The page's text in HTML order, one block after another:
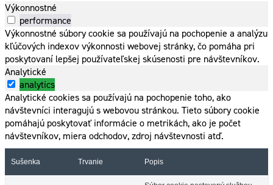
Výkonnostné
performance
Výkonnostné súbory cookie sa používajú na pochopenie a analýzu
kľúčových indexov výkonnosti webovej stránky, čo pomáha pri
poskytovaní lepšej používateľskej skúsenosti pre návštevníkov.
Analytické
analytics
Analytické cookies sa používajú na pochopenie toho, ako
návštevníci interagujú s webovou stránkou. Tieto súbory cookie
pomáhajú poskytovať informácie o metrikách, ako je počet
návštevníkov, miera odchodov, zdroj návštevnosti atď.
Sušenka Trvanie Popis